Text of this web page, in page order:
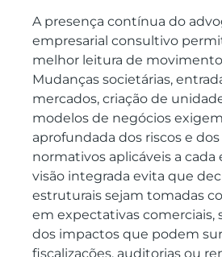
A presença contínua do
empresarial consultivo
melhor leitura de
Mudanças societárias,
mercados, criação de
modelos de negócios
aprofundada dos riscos e
normativos aplicáveis a cada
visão integrada evita que
estruturais sejam tomadas
em expectativas comerciais,
dos impactos que podem
fiscalizações, auditorias ou